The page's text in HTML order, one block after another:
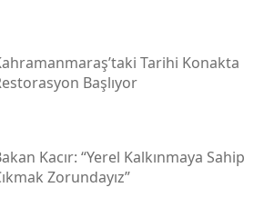
Tarihi Konakta
Başlıyor
Kacır: “yerel Kalkınmaya Sahip
Zorundayız”